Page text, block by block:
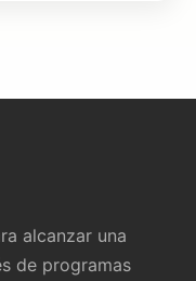
alcanzar una
de programas